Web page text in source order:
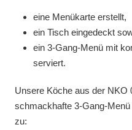
eine Menükarte erstellt,
ein Tisch eingedeckt
ein 3-Gang-Menü mit
serviert.
Unsere Köche aus der NKO
schmackhafte 3-Gang-
zu: